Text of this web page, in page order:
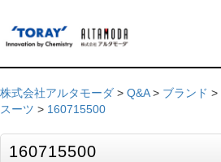
株式会社アルタモーダ > Q&A> ブランド >
スーツ > 160715500
160715500